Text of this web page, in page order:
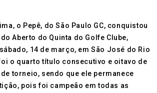
o Pepê, do São Paulo GC, conquistou
Aberto do Quinta do Golfe Clube,
14 de março, em São José do Rio
o quarto título consecutivo e oitavo de
de torneio, sendo que ele permanece
pois foi campeão em todas as